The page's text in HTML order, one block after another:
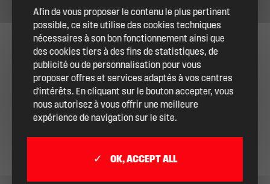
Afin de vous proposer le contenu le plus pertinent
possible, ce site utilise des cookies techniques
nécessaires à son bon fonctionnement ainsi que
des cookies tiers à des fins de statistiques, de
publicité ou de personnalisation pour vous
proposer offres et services adaptés à vos centres
d'intérêts. En cliquant sur le bouton accepter, vous
nous autorisez à vous offrir une meilleure
expérience de navigation sur le site.
OK, ACCEPT ALL